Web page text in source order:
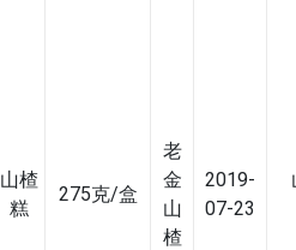
山楂
糕
275克/盒
老
金
山
楂
2019-
07-23